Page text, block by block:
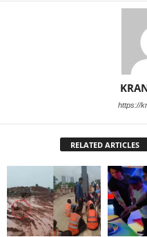
https://
RELATED ARTICLES